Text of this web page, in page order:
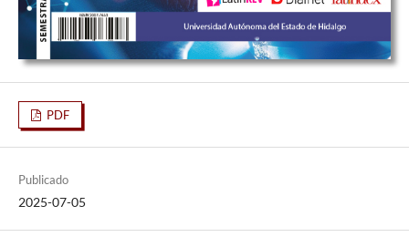
PDF
Publicado
2025-07-05